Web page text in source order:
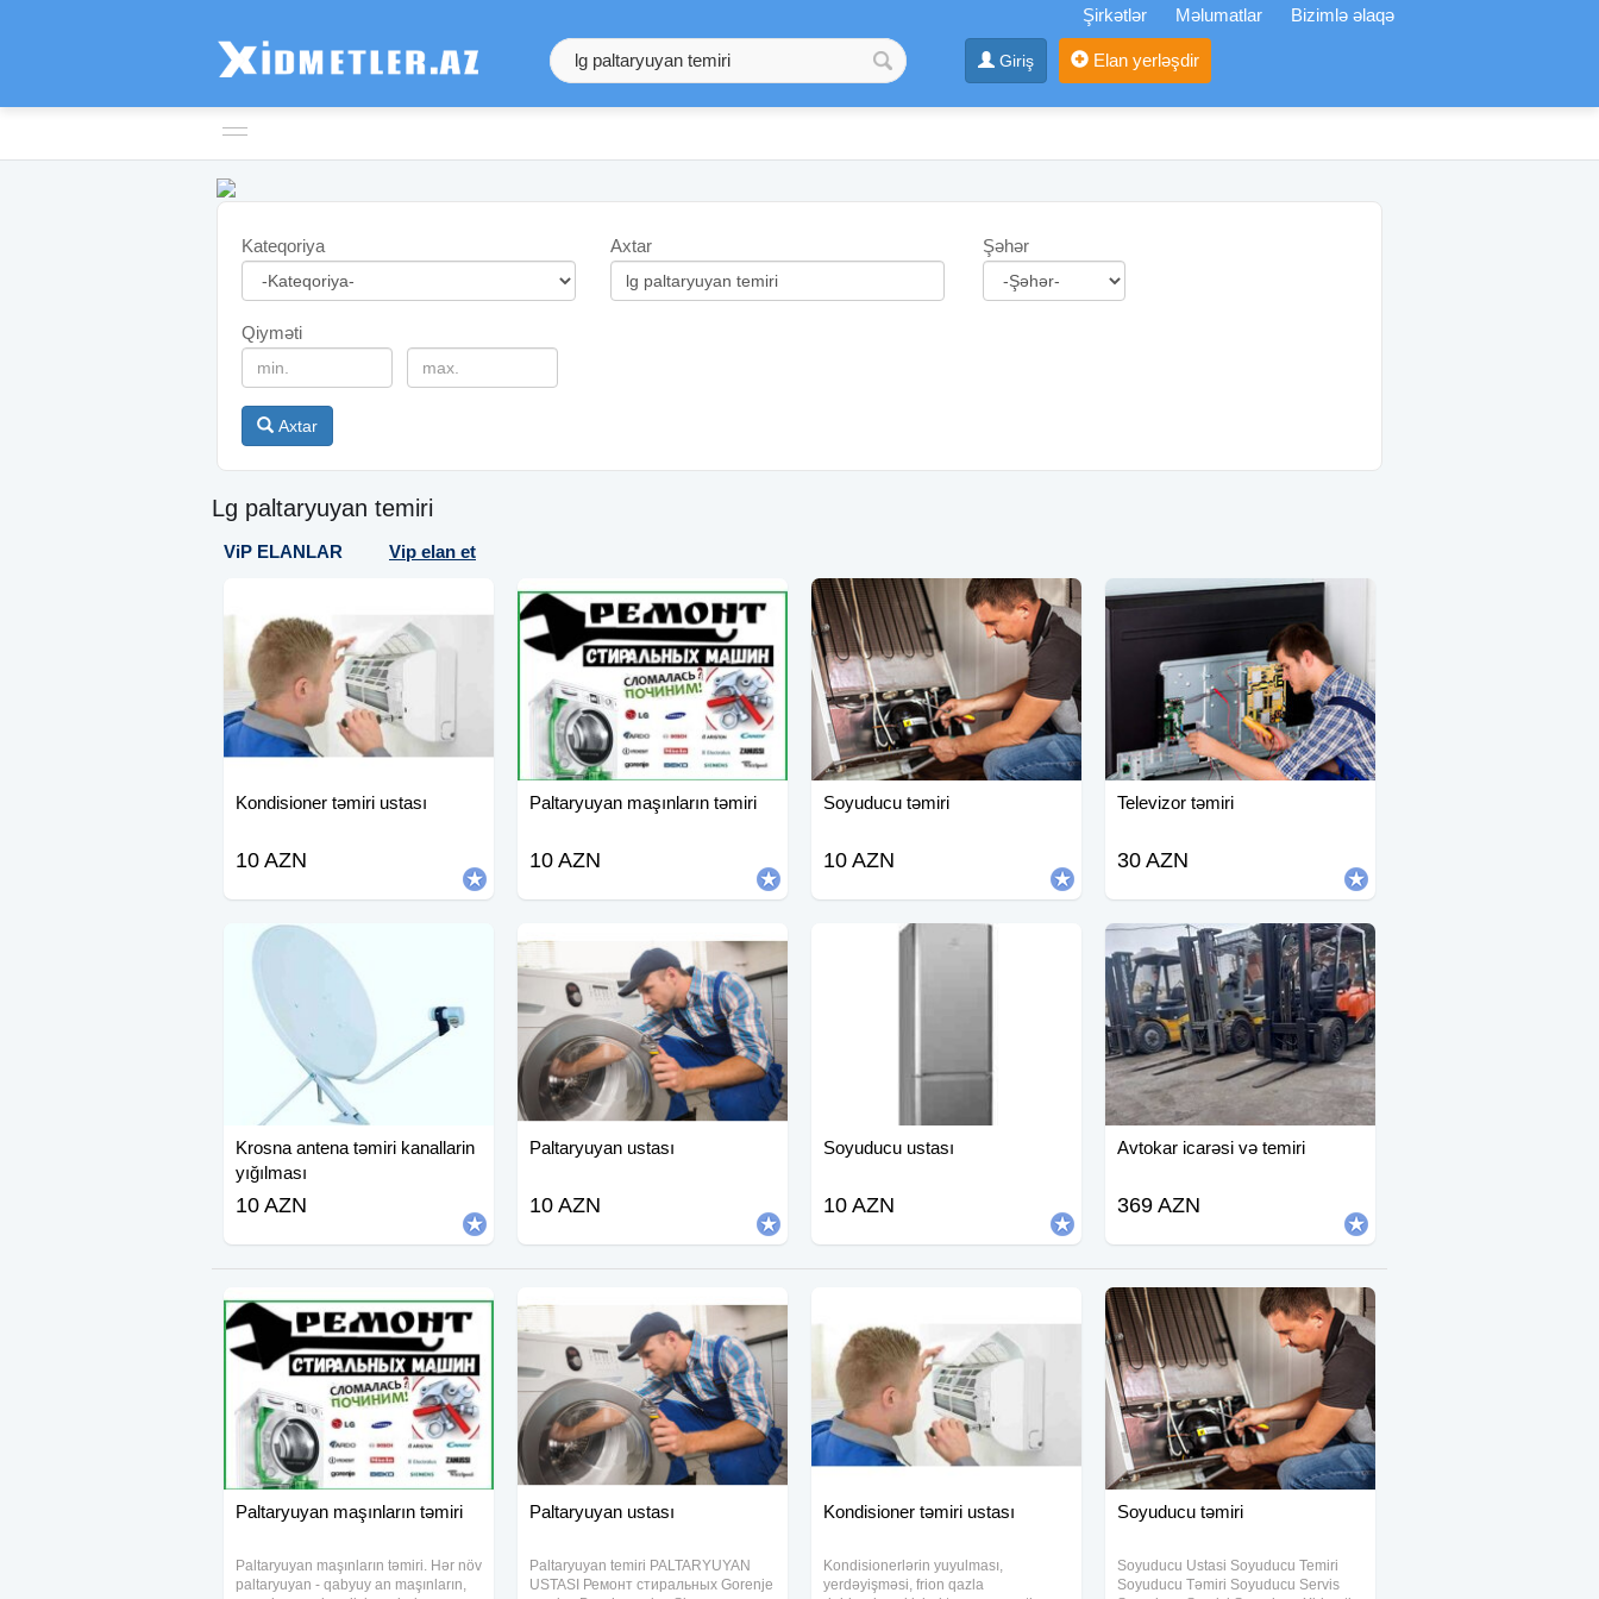
Şirkətlər Məlumatlar Bizimlə əlaqə
Giriş Elan yerləşdir
Kateqoriya Axtar Şəhər
Qiyməti
Axtar
Lg paltaryuyan temiri
ViP ELANLAR Vip elan et
Kondisioner təmiri ustası
10 AZN
Paltaryuyan maşınların təmiri
10 AZN
Soyuducu təmiri
10 AZN
Televizor təmiri
30 AZN
Krosna antena təmiri kanallarin
yığılması
10 AZN
Paltaryuyan ustası
10 AZN
Soyuducu ustası
10 AZN
Avtokar icarəsi və temiri
369 AZN
Paltaryuyan maşınların təmiri
Paltaryuyan maşınların təmiri. Hər növ
paltaryuyan - qabyuy an maşınların,
Paltaryuyan ustası
Paltaryuyan temiri PALTARYUYAN
USTASI Ремонт стиральных Gorenje
Kondisioner təmiri ustası
Kondisionerlərin yuyulması,
yerdəyişməsi, frion qazla
Soyuducu təmiri
Soyuducu Ustasi Soyuducu Temiri
Soyuducu Təmiri Soyuducu Servis